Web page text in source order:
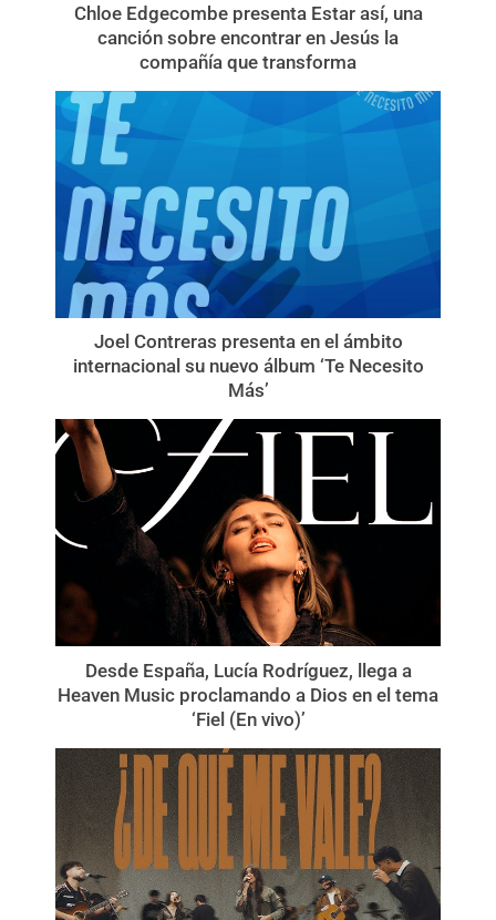
Chloe Edgecombe presenta Estar así, una
canción sobre encontrar en Jesús la
compañía que transforma
Joel Contreras presenta en el ámbito
internacional su nuevo álbum ‘Te Necesito
Más’
Desde España, Lucía Rodríguez, llega a
Heaven Music proclamando a Dios en el tema
‘Fiel (En vivo)’